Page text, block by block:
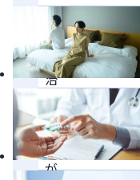
か
ら
の
治
療
開
始
が